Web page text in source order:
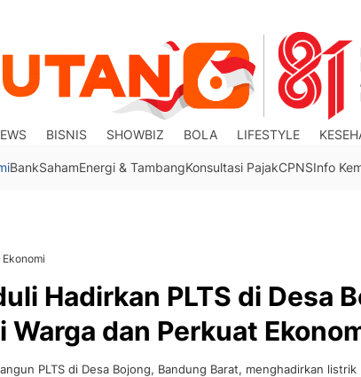
BISNIS SHOWBIZ BOLA LIFESTYLE
BankSahamEnergi & TambangKonsultasi PajakCPNSInfo
Ekonomi
Hadirkan PLTS di Desa
Warga dan Perkuat
PLTS di Desa Bojong, Bandung Barat, menghadirkan